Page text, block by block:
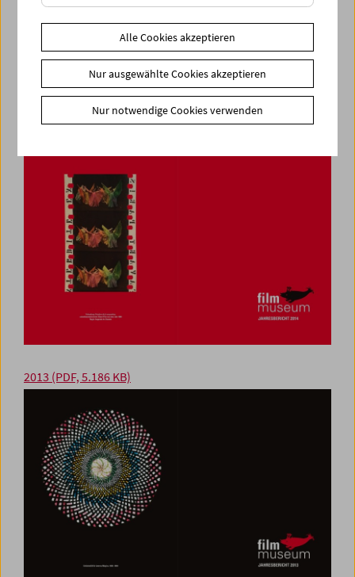
2014(PDF, 5.730 KB)
2013 (PDF, 5.186 KB)
Alle Cookies akzeptieren
Nur ausgewählte Cookies akzeptieren
Nur notwendige Cookies verwenden